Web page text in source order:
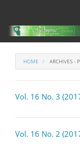
Main
Content
HOME ARCHIVES -
Vol. 16 No. 3
Vol. 16 No. 2